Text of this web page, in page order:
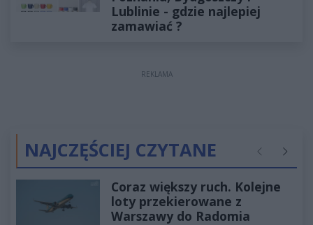
Lublinie - gdzie najlepiej
zamawiać ?
REKLAMA
NAJCZĘŚCIEJ CZYTANE Poprzednie
Coraz większy ruch. Kolejne
loty przekierowane z
Warszawy do Radomia